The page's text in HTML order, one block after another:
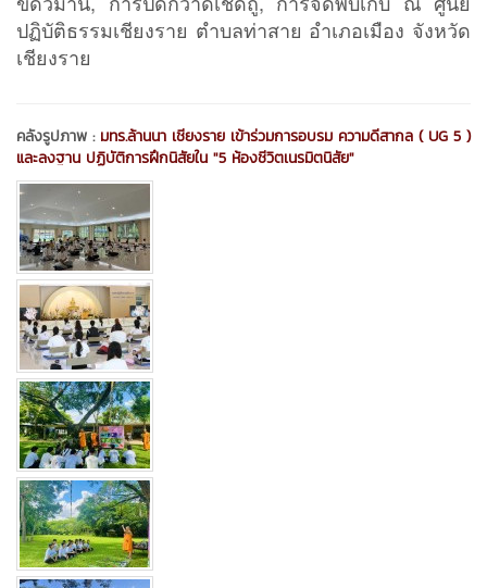
ปฏิบัติธรรมเชียงราย ตำบลท่าสาย อำเภอเมือง จังหวัด
เชียงราย
คลังรูปภาพ : มทร.ล้านนา เชียงราย เข้าร่วมการอบรม ความดีสากล ( UG 5 )
และลงฐาน ปฏิบัติการฝึกนิสัยใน "5 ห้องชีวิตเนรมิตนิสัย"